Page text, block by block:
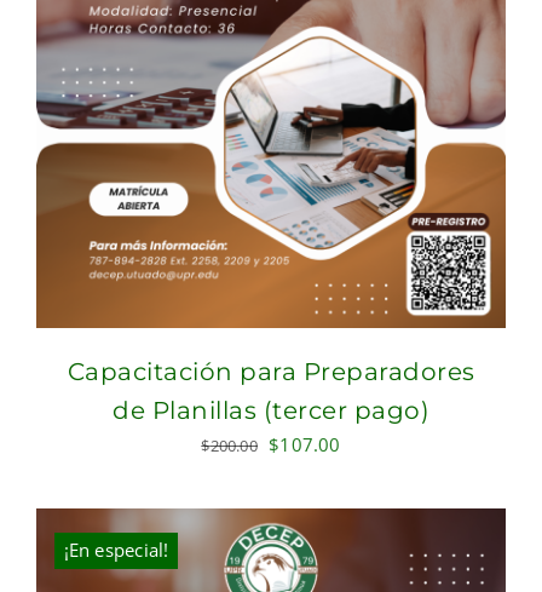
Capacitación para Preparadores
de Planillas (tercer pago)
$200.00 Original
was:
$200.00.
$107.00
is:
¡En especial!